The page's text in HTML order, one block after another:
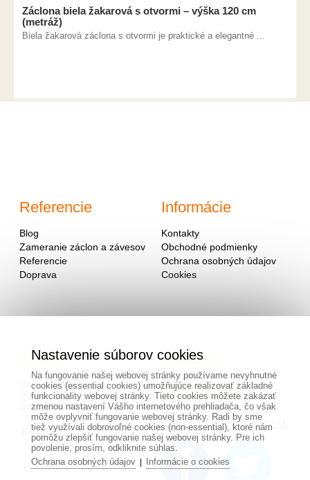
Záclona biela žakarová s otvormi – výška 120 cm
(metráž)
Biela žakarová záclona s otvormi je praktické a elegantné ...
Referencie
Blog
Zameranie záclon a závesov
Referencie
Doprava
Informácie
Kontakty
Obchodné podmienky
Ochrana osobných údajov
Cookies
Adresa
OD - Mladosť
Hlavná 951
Galanta 924 01
Kontakty
0940 091 999
alebo na mailovej adrese
info@hotovezaclony.sk
Nastavenie súborov cookies
Na fungovanie našej webovej stránky používame nevyhnutné
cookies (essential cookies) umožňujúce realizovať základné
funkcionality webovej stránky. Tieto cookies môžete zakázať
zmenou nastavení Vášho internetového prehliadača, čo však
môže ovplyvniť fungovanie webovej stránky. Radi by sme
tiež využívali dobrovoľné cookies (non-essential), ktoré nám
pomôžu zlepšiť fungovanie našej webovej stránky. Pre ich
povolenie, prosím, odkliknite súhlas.
Ochrana osobných údajov| Informácie o cookies